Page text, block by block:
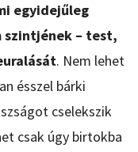
egyidejűleg
– test,
. Nem lehet
ésszel bárki
cselekszik
csak úgy birtokba